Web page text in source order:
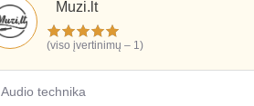
Muzi.lt
(viso įvertinimų – 1)
Audio technika